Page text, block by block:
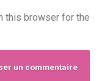
this browser for the